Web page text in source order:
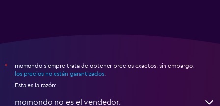
*
momondo siempre trata de obtener precios exactos, sin embargo,
los precios no están garantizados.
Esta es la razón:
momondo no es el vendedor.